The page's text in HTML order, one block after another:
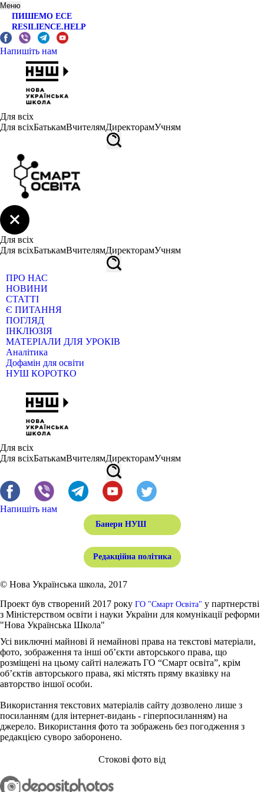
Меню
ПИШЕМО ЕСЕ
RESILIENCE.HELP
Напишіть нам
Для всіх
Для всіхБатькамВчителямДиректорамУчням
Для всіх
Для всіхБатькамВчителямДиректорамУчням
ПРО НАС
НОВИНИ
СТАТТІ
Є ПИТАННЯ
ПОГЛЯД
ІНКЛЮЗІЯ
МАТЕРІАЛИ ДЛЯ УРОКІВ
Аналітика
Дофамін для освіти
НУШ КОРОТКО
Для всіх
Для всіхБатькамВчителямДиректорамУчням
Напишіть нам
Банери НУШ
Редакційна політика
© Нова Українська школа, 2017
Проект був створений 2017 року ГО "Смарт Освіта" у партнерстві
з Міністерством освіти і науки України для комунікації реформи
"Нова Українська Школа"
Усі виключні майнові й немайнові права на текстові матеріали,
фото, зображення та інші об’єкти авторського права, що
розміщені на цьому сайті належать ГО “Смарт освіта”, крім
об’єктів авторського права, які містять пряму вказівку на
авторство іншої особи.
Використання текстових матеріалів сайту дозволено лише з
посиланням (для інтернет-видань - гіперпосиланням) на
джерело. Використання фото та зображень без погодження з
редакцією суворо заборонено.
Стокові фото від